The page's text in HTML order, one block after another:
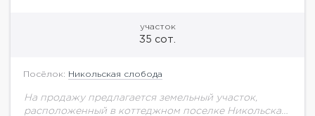
участок
35 сот.
Посёлок: Никольская слобода
На продажу предлагается земельный участок,
расположенный в коттеджном поселке Никольская